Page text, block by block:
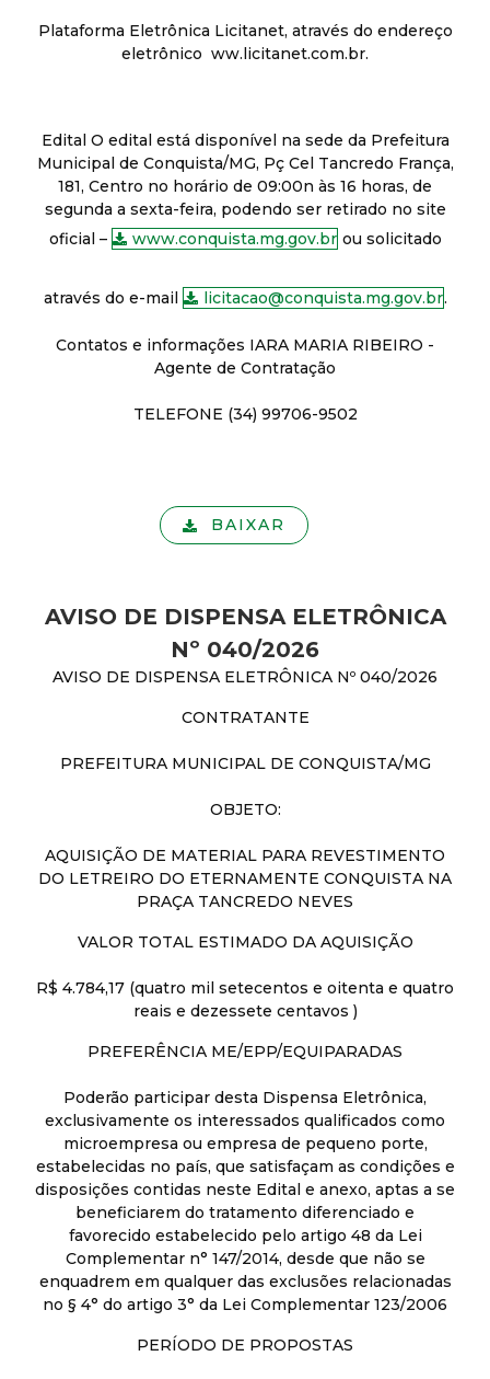
Plataforma Eletrônica Licitanet, através do endereço
eletrônico ww.licitanet.com.br.
Edital O edital está disponível na sede da Prefeitura
Municipal de Conquista/MG, Pç Cel Tancredo França,
181, Centro no horário de 09:00n às 16 horas, de
segunda a sexta-feira, podendo ser retirado no site
oficial –
www.conquista.mg.gov.br ou solicitado
através do e-mail licitacao@conquista.mg.gov.br.
Contatos e informações IARA MARIA RIBEIRO -
Agente de Contratação
TELEFONE (34) 99706-9502
BAIXAR
AVISO DE DISPENSA ELETRÔNICA
Nº 040/2026
AVISO DE DISPENSA ELETRÔNICA Nº 040/2026
CONTRATANTE
PREFEITURA MUNICIPAL DE CONQUISTA/MG
OBJETO:
AQUISIÇÃO DE MATERIAL PARA REVESTIMENTO
DO LETREIRO DO ETERNAMENTE CONQUISTA NA
PRAÇA TANCREDO NEVES
VALOR TOTAL ESTIMADO DA AQUISIÇÃO
R$ 4.784,17 (quatro mil setecentos e oitenta e quatro
reais e dezessete centavos )
PREFERÊNCIA ME/EPP/EQUIPARADAS
Poderão participar desta Dispensa Eletrônica,
exclusivamente os interessados qualificados como
microempresa ou empresa de pequeno porte,
estabelecidas no país, que satisfaçam as condições e
disposições contidas neste Edital e anexo, aptas a se
beneficiarem do tratamento diferenciado e
favorecido estabelecido pelo artigo 48 da Lei
Complementar n° 147/2014, desde que não se
enquadrem em qualquer das exclusões relacionadas
no § 4° do artigo 3° da Lei Complementar 123/2006
PERÍODO DE PROPOSTAS